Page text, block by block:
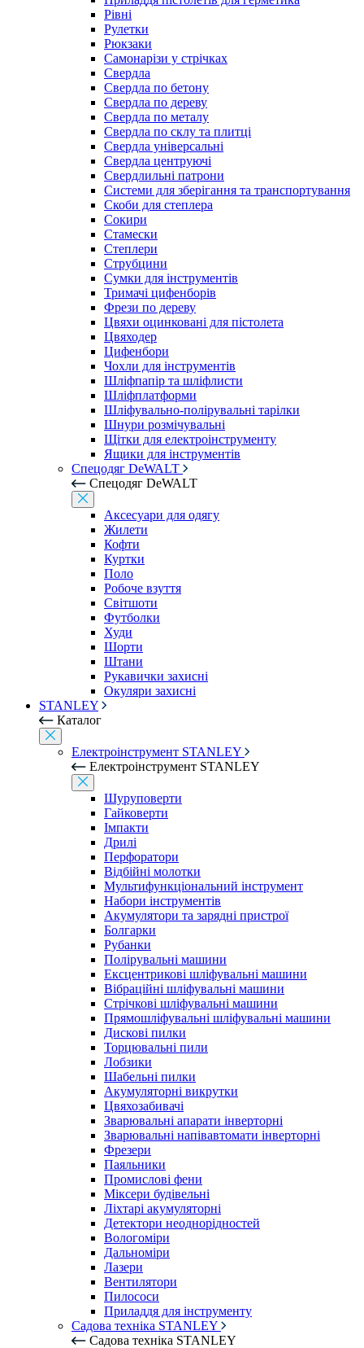
Рівні
Рулетки
Рюкзаки
Самонарізи у стрічках
Свердла
Свердла по бетону
Свердла по дереву
Свердла по металу
Свердла по склу та плитці
Свердла універсальні
Свердла центруючі
Свердлильні патрони
Системи для зберігання та транспортування
Скоби для степлера
Сокири
Стамески
Степлери
Струбцини
Сумки для інструментів
Тримачі цифенборів
Фрези по дереву
Цвяхи оцинковані для пістолета
Цвяходер
Цифенбори
Чохли для інструментів
Шліфпапір та шліфлисти
Шліфплатформи
Шліфувально-полірувальні тарілки
Шнури розмічувальні
Щітки для електроінструменту
Ящики для інструментів
Спецодяг DeWALT
Спецодяг DeWALT
Аксесуари для одягу
Жилети
Кофти
Куртки
Поло
Робоче взуття
Світшоти
Футболки
Худи
Шорти
Штани
Рукавички захисні
Окуляри захисні
STANLEY
Каталог
Електроінструмент STANLEY
Електроінструмент STANLEY
Шуруповерти
Гайковерти
Імпакти
Дрилі
Перфоратори
Відбійні молотки
Мультифункціональний інструмент
Набори інструментів
Акумулятори та зарядні пристрої
Болгарки
Рубанки
Полірувальні машини
Ексцентрикові шліфувальні машини
Вібраційні шліфувальні машини
Стрічкові шліфувальні машини
Прямошліфувальні шліфувальні машини
Дискові пилки
Торцювальні пили
Лобзики
Шабельні пилки
Акумуляторні викрутки
Цвяхозабивачі
Зварювальні апарати інверторні
Зварювальні напівавтомати інверторні
Фрезери
Паяльники
Промислові фени
Міксери будівельні
Ліхтарі акумуляторні
Детектори неоднорідностей
Вологоміри
Дальноміри
Лазери
Вентилятори
Пилососи
Приладдя для інструменту
Садова техніка STANLEY
Садова техніка STANLEY